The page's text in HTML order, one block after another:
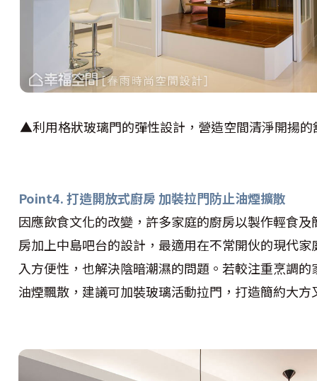
▲利用格狀玻璃門的彈性設計，營造空間清淨開揚的
Point4. 打造開放式廚房 加裝拉門防止油煙擴散
因應飲食文化的改變，許多家庭的廚房以製作輕食
房加上中島吧台的設計，最適用在不常開伙的現代
入方便性，也解決陰暗潮濕的問題。若較注重烹調
油煙飄散，建議可加裝玻璃活動拉門，打造簡約大